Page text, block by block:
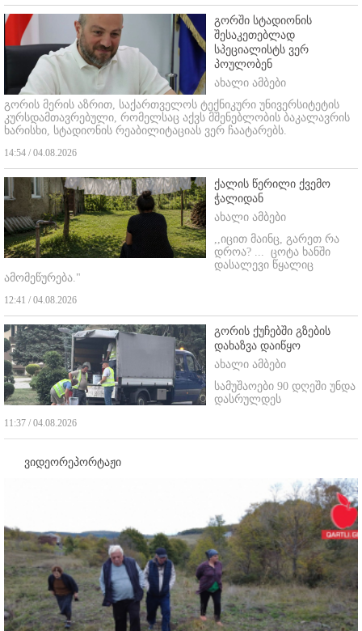
გორში სტადიონის
შესაკეთებლად
სპეციალისტს ვერ
პოულობენ
ახალი ამბები
გორის მერის აზრით, საქართველოს ტექნიკური უნივერსიტეტის
კურსდამთავრებული, რომელსაც აქვს მშენებლობის ბაკალავრის
ხარისხი, სტადიონის რეაბილიტაციას ვერ ჩაატარებს.
14:54 / 04.08.2026
ქალის წერილი ქვემო
ჭალიდან
ახალი ამბები
,,იცით მაინც, გარეთ რა
დროა? ... ცოტა ხანში
დასალევი წყალიც
ამომეწურება."
12:41 / 04.08.2026
გორის ქუჩებში გზების
დახაზვა დაიწყო
ახალი ამბები
სამუშაოები 90 დღეში უნდა
დასრულდეს
11:37 / 04.08.2026
ვიდეორეპორტაჟი